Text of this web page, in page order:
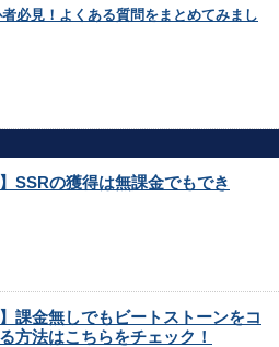
必見！よくある質問をまとめてみまし
】SSRの獲得は無課金でもでき
】課金無しでもビートストーンをコ
方法はこちらをチェック！